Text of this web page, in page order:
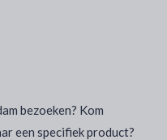
bezoeken? Kom
een specifiek product?